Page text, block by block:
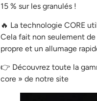
15 % sur les granulés !
🔥 La technologie CORE
Cela fait non seulement
propre et un allumage
👉 Découvrez toute la
core » de notre site